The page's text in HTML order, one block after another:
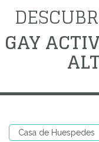
GAY
Casa de Huespedes